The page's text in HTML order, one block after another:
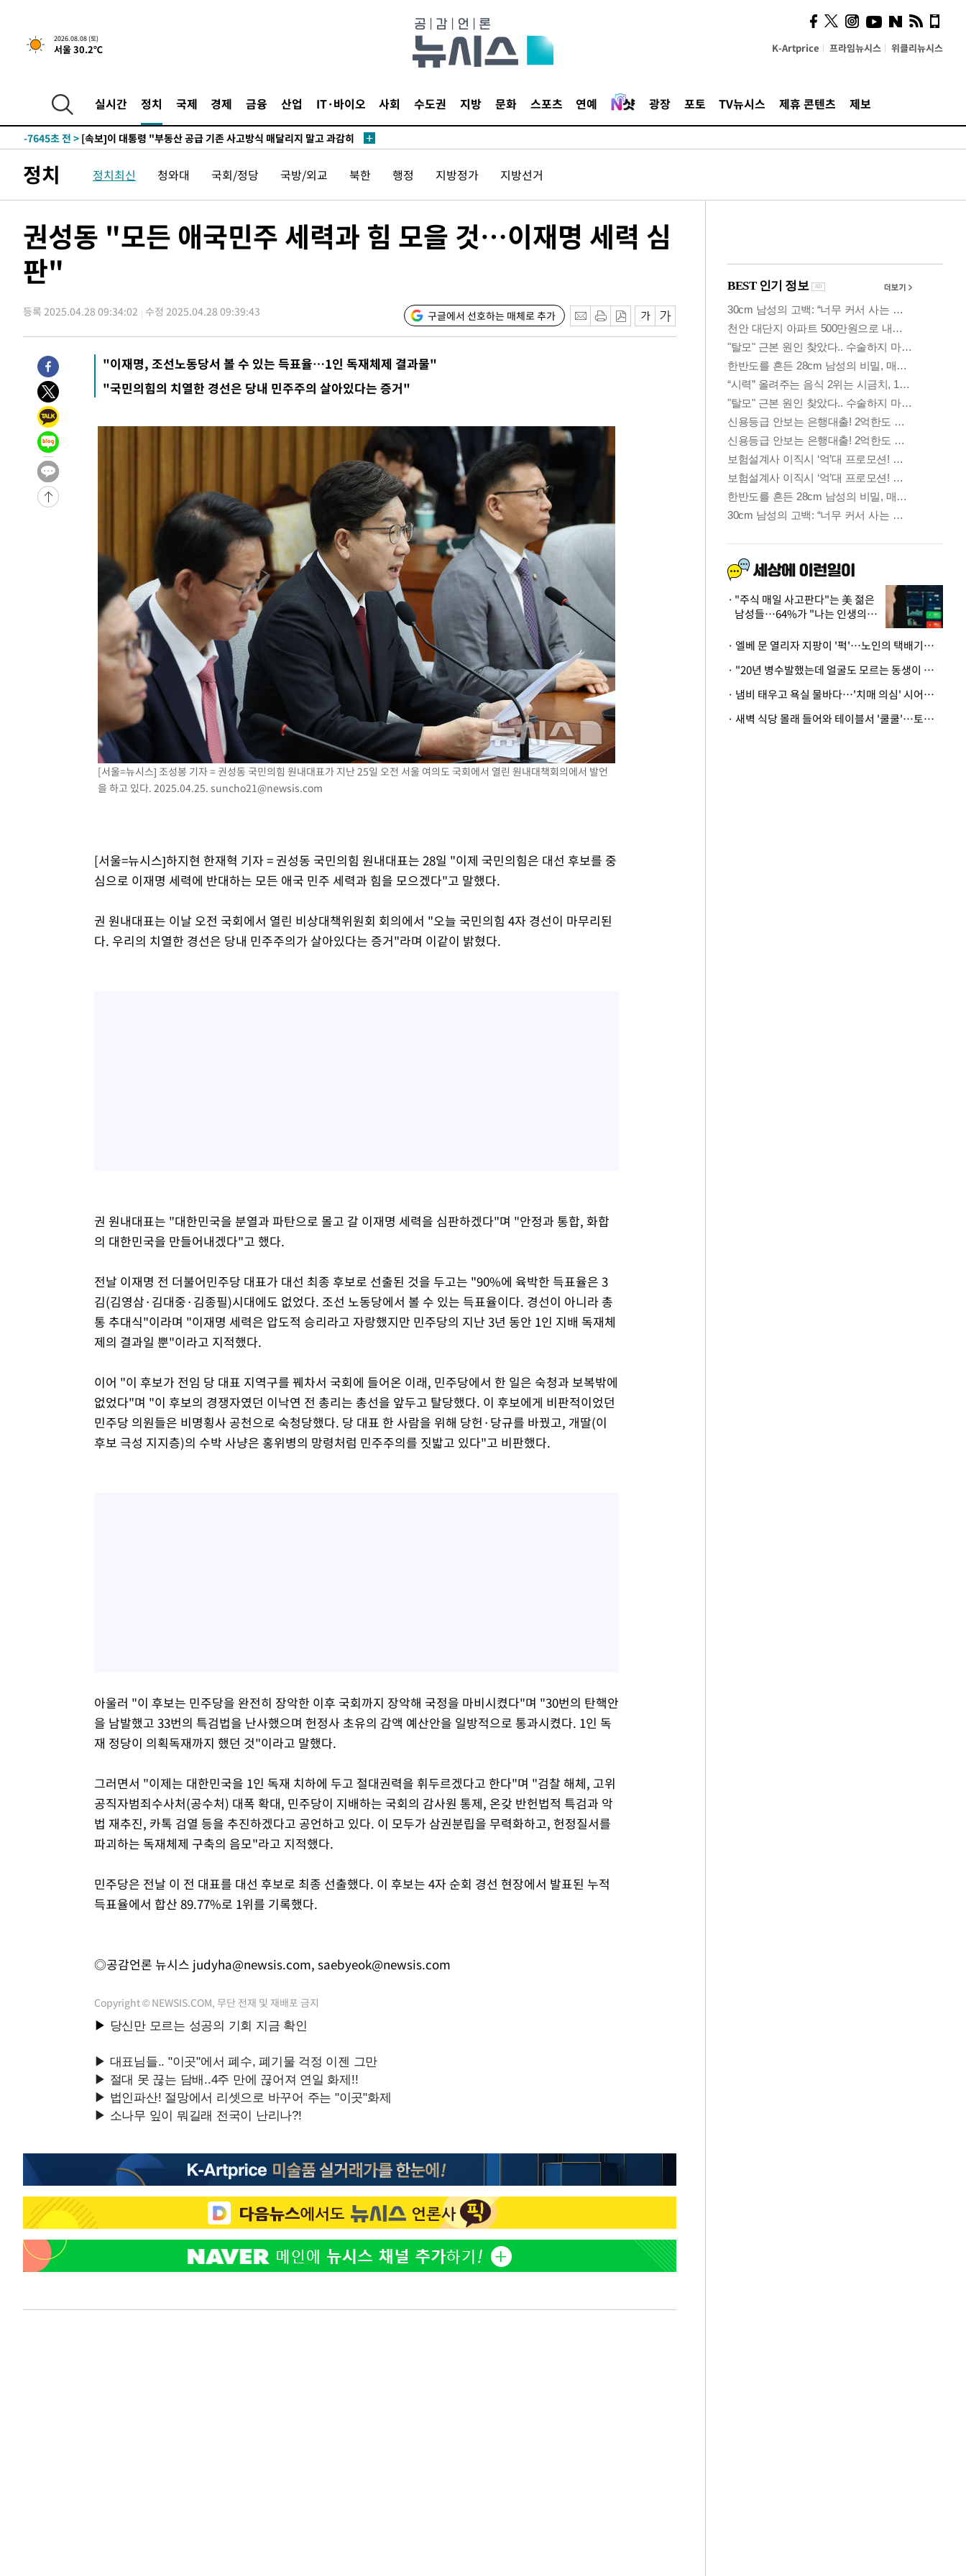
2026.08.08 (토)
서울 30.2℃ K-Artprice 프라임뉴시스 위클리뉴시스
실시간 정치 국제 경제 금융 산업 IT·바이오 사회 수도권 지방 문화 스포츠 연예 광장 포토 TV뉴시스 제휴 콘텐츠 제보
4시간 전 >[속보]규제합리화위원회 부위원장에 김태유 서울대 공대 교수…이병태
-12334초 전 >
미 사업체 일자리, 7월에 2.3만개 순감하고 그 전 2개월 10.3만개
하향수정 (2보)
-11782초 전 >
↓
-7645초 전 > [속보]이 대통령 "부동산 공급 기존 사고방식 매달리지 말고 과감히
드는 임시"
28분 전 >
"낮 기온 소폭 하락"…수도권 폭염중대경보, 폭염경보로 하향
28분 전 >[속보]이 대통령, '호우피해' 안동·의성 관할 4개 면 특별재난지역 선포
도
1시간 전 >낮 최고 37도 찜통더위…곳곳 소나기·강원 많은 비[내일날씨]
1시간 전 >
2시간 전 >
2시간 전 >[속보]코스닥, 2.86포인트(0.36%) 내린 798.81마감
2시간 전 >[속보]코스피, 6200선 약보합…0.60% 내린 6258.77에 마쳐
2시간 전 >
[속보]원·달러 환율, 7.7원 내린 1416.1원 마감
2시간 전 >
[속보] 노원서 40.1도 관측…서울, 2018년 이후 첫 40도
3시간 전 >
[속보]종합특검, '계엄 수용공간 확보' 신용해 前교정본부장 기소
3시간 전 >
3시간 전 >
4시간 전 >
[속보]규제합리화위원회 부위원장에 김태유 서울대 공대 교수…이병태
후임
-15195초 전 >
이강인, 폭염 속 AT마드리드 첫 훈련…80명 식사 대접까지(종합)
-12334초 전 >
미 사업체 일자리, 7월에 2.3만개 순감하고 그 전 2개월 10.3만개
[속보] 미 사업체, 일자리 7월에 2.3만 개 줄어…실업률은 4.1%로
[속보]이 대통령 "부동산 공급 기존 사고방식 매달리지 말고 과감히
이란, "오만과 '중앙 단일 루트' 합의…북쪽 인바운드·남쪽 아웃바운
"낮 기온 소폭 하락"…수도권 폭염중대경보, 폭염경보로 하향
[속보]이 대통령, '호우피해' 안동·의성 관할 4개 면 특별재난지역 선포
[단독]중수청 지원 검사들, 정원 초과 시 낮은 계급 임용…희망지 못 갈 수
낮 최고 37도 찜통더위…곳곳 소나기·강원 많은 비[내일날씨]
SK하이닉스, 용인·청주 팹에 54조 투자…"AI 메모리 수요 선제 대응"
여자배구 이재영·이다영 자매, 아제르바이잔 투란VC 입단
외국인 심판 성 접대 7경기 들여다보니…한국 축구 '5승 2무'
[속보]코스닥, 2.86포인트(0.36%) 내린 798.81마감
[속보]코스피, 6200선 약보합…0.60% 내린 6258.77에 마쳐
[속보]원·달러 환율, 7.7원 내린 1416.1원 마감
[속보] 노원서 40.1도 관측…서울, 2018년 이후 첫 40도
[속보]규제합리화위원회 부위원장에 김태유 서울대 공대 교수…이병태
정치 정치최신 청와대 국회/정당 국방/외교 북한 행정 지방정가 지방선거
권성동 "모든 애국민주 세력과 힘 모을 것…이재명 세력 심
판"
등록 2025.04.28 09:34:02 수정 2025.04.28 09:39:43 구글에서 선호하는 매체로 추가
"이재명, 조선노동당서 볼 수 있는 득표율…1인 독재체제 결과물"
"국민의힘의 치열한 경선은 당내 민주주의 살아있다는 증거"
[서울=뉴시스] 조성봉 기자 = 권성동 국민의힘 원내대표가 지난 25일 오전 서울 여의도 국회에서 열린 원내대책회의에서 발언
을 하고 있다. 2025.04.25. suncho21@newsis.com
[서울=뉴시스]하지현 한재혁 기자 = 권성동 국민의힘 원내대표는 28일 "이제 국민의힘은 대선 후보를 중
심으로 이재명 세력에 반대하는 모든 애국 민주 세력과 힘을 모으겠다"고 말했다.
권 원내대표는 이날 오전 국회에서 열린 비상대책위원회 회의에서 "오늘 국민의힘 4자 경선이 마무리된
다. 우리의 치열한 경선은 당내 민주주의가 살아있다는 증거"라며 이같이 밝혔다.
권 원내대표는 "대한민국을 분열과 파탄으로 몰고 갈 이재명 세력을 심판하겠다"며 "안정과 통합, 화합
의 대한민국을 만들어내겠다"고 했다.
전날 이재명 전 더불어민주당 대표가 대선 최종 후보로 선출된 것을 두고는 "90%에 육박한 득표율은 3
김(김영삼·김대중·김종필)시대에도 없었다. 조선 노동당에서 볼 수 있는 득표율이다. 경선이 아니라 총
통 추대식"이라며 "이재명 세력은 압도적 승리라고 자랑했지만 민주당의 지난 3년 동안 1인 지배 독재체
제의 결과일 뿐"이라고 지적했다.
이어 "이 후보가 전임 당 대표 지역구를 꿰차서 국회에 들어온 이래, 민주당에서 한 일은 숙청과 보복밖에
없었다"며 "이 후보의 경쟁자였던 이낙연 전 총리는 총선을 앞두고 탈당했다. 이 후보에게 비판적이었던
민주당 의원들은 비명횡사 공천으로 숙청당했다. 당 대표 한 사람을 위해 당헌·당규를 바꿨고, 개딸(이
후보 극성 지지층)의 수박 사냥은 홍위병의 망령처럼 민주주의를 짓밟고 있다"고 비판했다.
아울러 "이 후보는 민주당을 완전히 장악한 이후 국회까지 장악해 국정을 마비시켰다"며 "30번의 탄핵안
을 남발했고 33번의 특검법을 난사했으며 헌정사 초유의 감액 예산안을 일방적으로 통과시켰다. 1인 독
재 정당이 의획독재까지 했던 것"이라고 말했다.
그러면서 "이제는 대한민국을 1인 독재 치하에 두고 절대권력을 휘두르겠다고 한다"며 "검찰 해체, 고위
공직자범죄수사처(공수처) 대폭 확대, 민주당이 지배하는 국회의 감사원 통제, 온갖 반헌법적 특검과 악
법 재추진, 카톡 검열 등을 추진하겠다고 공언하고 있다. 이 모두가 삼권분립을 무력화하고, 헌정질서를
파괴하는 독재체제 구축의 음모"라고 지적했다.
민주당은 전날 이 전 대표를 대선 후보로 최종 선출했다. 이 후보는 4자 순회 경선 현장에서 발표된 누적
득표율에서 합산 89.77%로 1위를 기록했다.
◎공감언론 뉴시스 judyha@newsis.com, saebyeok@newsis.com
Copyright © NEWSIS.COM, 무단 전재 및 재배포 금지
시, 스마트폰 액세서리에
NFC 더했다
"주식 매일 사고판다"는 美 젊은
남성들…64%가 "나는 인생의
· 엘베 문 열리자 지팡이 '퍽'…노인의 택배기사 폭행 이유
· "20년 병수발했는데 얼굴도 모르는 동생이 유산 절반을"…배다른 형제 상속권 있을까
· 냄비 태우고 욕실 물바다…'치매 의심' 시어머니 검사 권유했다가 '날벼락'
· 새벽 식당 몰래 들어와 테이블서 '쿨쿨'…토사물 남기고 사라진 남성